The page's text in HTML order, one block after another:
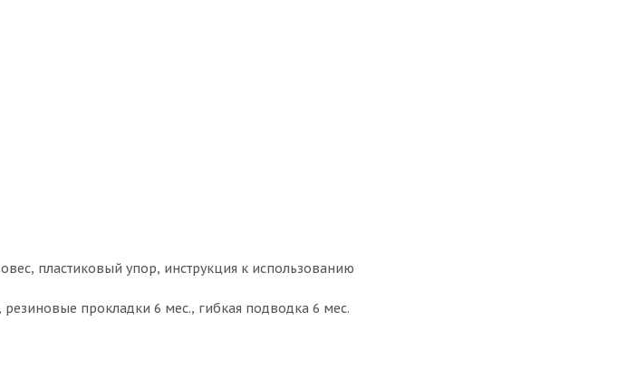
пластиковый упор, инструкция к использованию
прокладки 6 мес., гибкая подводка 6 мес.